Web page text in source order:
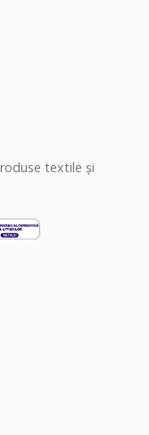
textile și